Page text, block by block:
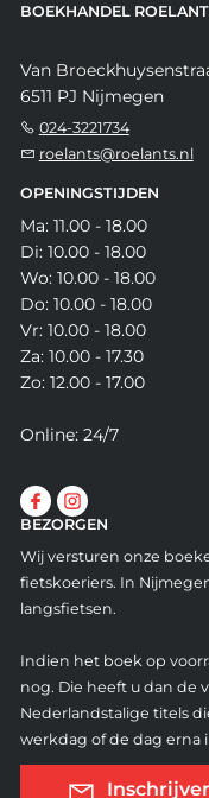
BOEKHANDEL
Van
6511 PJ Nijmegen
024-3221734
roelants@roelants.nl
OPENINGSTIJDEN
Ma: 11.00 - 18.00
Di: 10.00 - 18.00
Wo: 10.00 - 18.00
Do: 10.00 - 18.00
Vr: 10.00 - 18.00
Za: 10.00 - 17.30
Zo: 12.00 - 17.00
Online: 24/7
BEZORGEN
Wij versturen onze
fietskoeriers. In
langsfietsen.
Indien het boek op
nog. Die heeft u dan de
Nederlandstalige titels
werkdag of de dag erna